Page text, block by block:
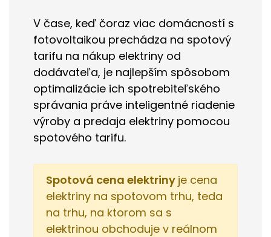
V čase, keď čoraz viac domácností s
fotovoltaikou prechádza na spotový
tarifu na nákup elektriny od
dodávateľa, je najlepším spôsobom
optimalizácie ich spotrebiteľského
správania práve inteligentné riadenie
výroby a predaja elektriny pomocou
spotového tarifu.
Spotová cena elektriny je cena
elektriny na spotovom trhu, teda
na trhu, na ktorom sa s
elektrinou obchoduje v reálnom